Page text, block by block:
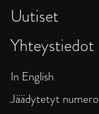
Uutiset
Yhteystiedot
In English
Jäädytetyt